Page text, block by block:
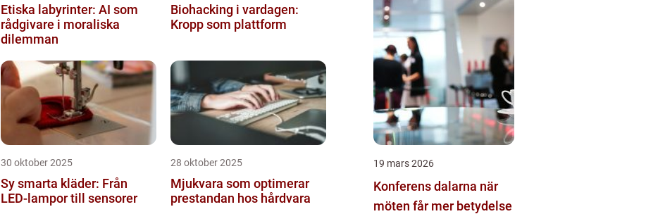
Etiska labyrinter: AI som
rådgivare i moraliska
dilemman
Biohacking i vardagen:
Kropp som plattform
30 oktober 2025
Sy smarta kläder: Från
LED-lampor till sensorer
28 oktober 2025
Mjukvara som optimerar
prestandan hos hårdvara
19 mars 2026
Konferens dalarna när
möten får mer betydelse